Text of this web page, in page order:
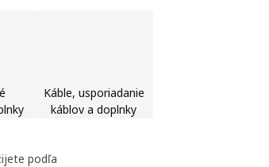
Káble, usporiadanie
káblov a doplnky
podľa